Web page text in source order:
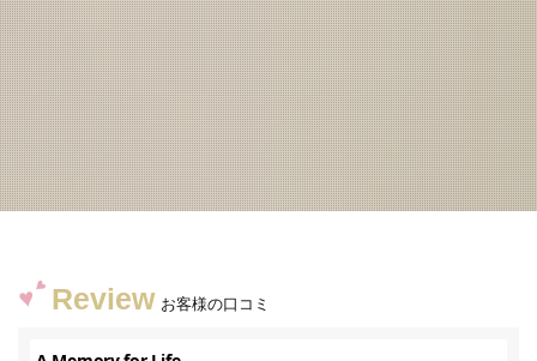
Review お客様の口コミ